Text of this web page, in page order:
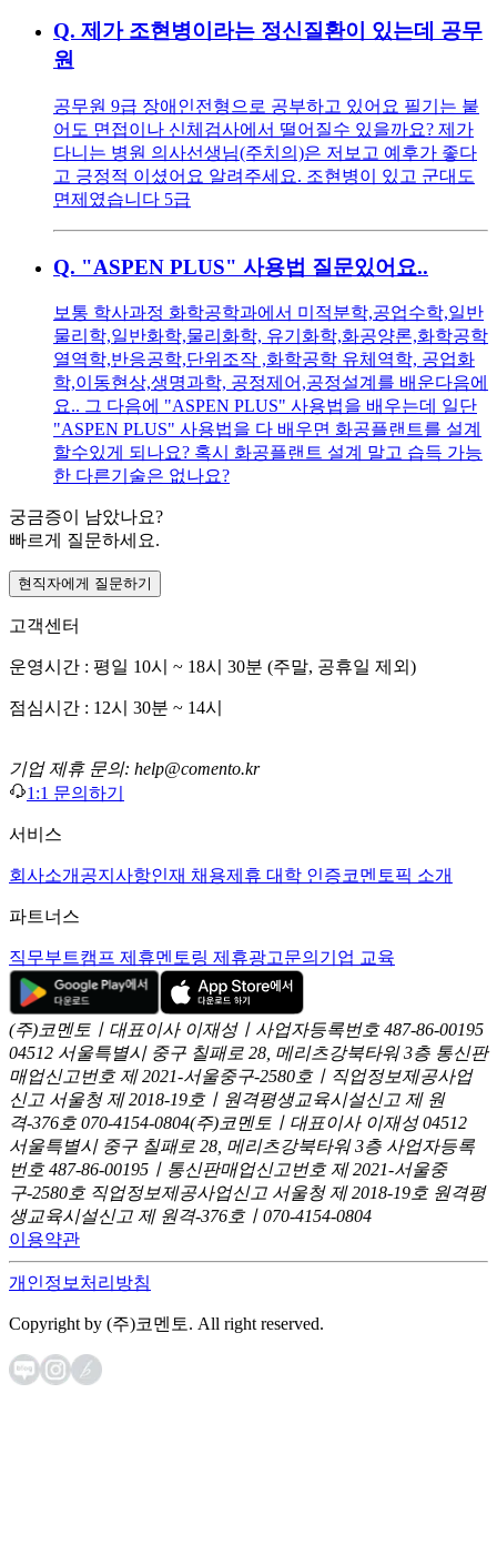
Q. 제가 조현병이라는 정신질환이 있는데 공무
원
공무원 9급 장애인전형으로 공부하고 있어요 필기는 붙
어도 면접이나 신체검사에서 떨어질수 있을까요? 제가
다니는 병원 의사선생님(주치의)은 저보고 예후가 좋다
고 긍정적 이셨어요 알려주세요. 조현병이 있고 군대도
면제였습니다 5급
Q. "ASPEN PLUS" 사용법 질문있어요..
보통 학사과정 화학공학과에서 미적분학,공업수학,일반
물리학,일반화학,물리화학, 유기화학,화공양론,화학공학
열역학,반응공학,단위조작 ,화학공학 유체역학, 공업화
학,이동현상,생명과학, 공정제어,공정설계를 배운다음에
요.. 그 다음에 "ASPEN PLUS" 사용법을 배우는데 일단
"ASPEN PLUS" 사용법을 다 배우면 화공플랜트를 설계
할수있게 되나요? 혹시 화공플랜트 설계 말고 습득 가능
한 다른기술은 없나요?
궁금증이 남았나요?
빠르게 질문하세요.
현직자에게 질문하기
고객센터
운영시간 : 평일 10시 ~ 18시 30분 (주말, 공휴일 제외)
점심시간 : 12시 30분 ~ 14시
기업 제휴 문의: help@comento.kr
1:1 문의하기
서비스
회사소개 공지사항인재 채용제휴 대학 인증코멘토픽 소개
파트너스
직무부트캠프 제휴멘토링 제휴광고문의 기업 교육
(주)코멘토ㅣ대표이사 이재성ㅣ사업자등록번호 487-86-00195
04512 서울특별시 중구 칠패로 28, 메리츠강북타워 3층 통신판
매업신고번호 제 2021-서울중구-2580호ㅣ직업정보제공사업
신고 서울청 제 2018-19호ㅣ원격평생교육시설신고 제 원
격-376호 070-4154-0804(주)코멘토ㅣ대표이사 이재성 04512
서울특별시 중구 칠패로 28, 메리츠강북타워 3층 사업자등록
번호 487-86-00195ㅣ통신판매업신고번호 제 2021-서울중
구-2580호 직업정보제공사업신고 서울청 제 2018-19호 원격평
생교육시설신고 제 원격-376호ㅣ070-4154-0804
이용약관
개인정보처리방침
Copyright by (주)코멘토. All right reserved.